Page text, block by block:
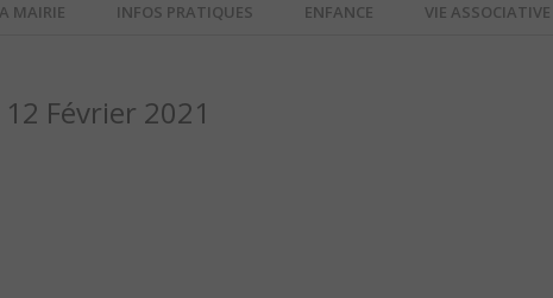
SUR-
DE LA
MAIRIE INFOS PRATIQUES ENFANCE VIE ASSOCIATIVE
Février 2021